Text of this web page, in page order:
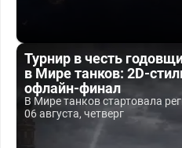
Турнир в честь
в Мире танков: 2D-
офлайн-финал
В Мире танков стартовала
06 августа, четверг